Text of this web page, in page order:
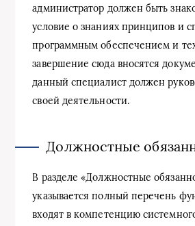
администратор должен быть
условие о знаниях принципов и
программным обеспечением и
завершение сюда вносятся
данный специалист должен
своей деятельности.
Должностные
В разделе «Должностные
указывается полный перечень
входят в компетенцию